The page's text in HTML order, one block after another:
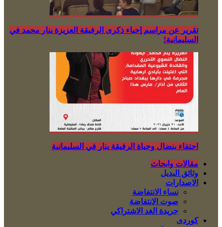
تقرير عن مراسم إحياء ذكرى الرفيقة العزيزة ينار محمد في
السليمانية!
احتفاء بنضال وحياة الرفيقة ينار في السليمانية
مقالات وابحاث
وثائق البديل
الاصدارات
نساء الانتفاضة
صوت الانتفاضة
جريدة الغد الاشتراكي
کوردی